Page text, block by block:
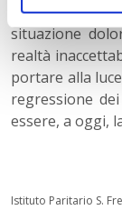
sembra
situazione
realtà
portare alla
regressione
essere, a oggi,
Istituto Paritario S.